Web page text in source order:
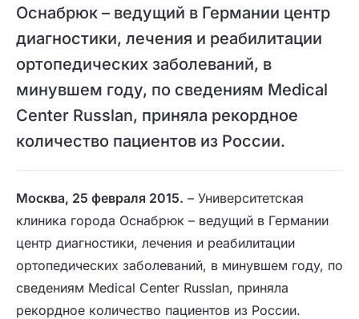
Оснабрюк – ведущий в Германии центр
диагностики, лечения и реабилитации
ортопедических заболеваний, в
минувшем году, по сведениям Medical
Center Russlan, приняла рекордное
количество пациентов из России.
Москва, 25 февраля 2015. – Университетская
клиника города Оснабрюк – ведущий в Германии
центр диагностики, лечения и реабилитации
ортопедических заболеваний, в минувшем году, по
сведениям Medical Center Russlan, приняла
рекордное количество пациентов из России.